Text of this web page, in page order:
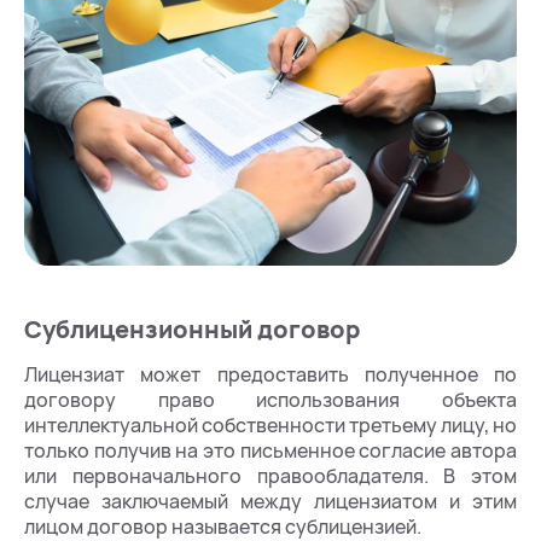
Сублицензионный договор
Лицензиат может предоставить полученное по
договору право использования объекта
интеллектуальной собственности третьему лицу, но
только получив на это письменное согласие автора
или первоначального правообладателя. В этом
случае заключаемый между лицензиатом и этим
лицом договор называется сублицензией.